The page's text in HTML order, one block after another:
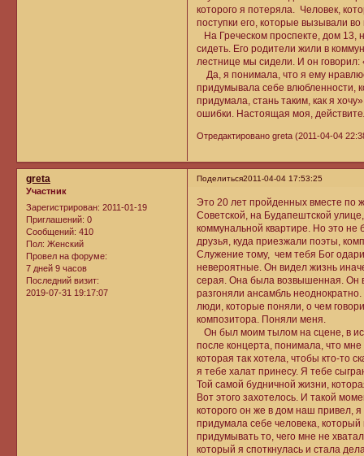
которого я потеряла. Человек,
поступки его, которые вызывали
На Греческом проспекте, дом 13,
сидеть. Его родители жили в
лестнице мы сидели. И он
Да, я понимала, что я ему
придумывала себе влюбленности,
придумала, стань таким, как я
ошибки. Настоящая моя,
Отредактировано greta (2011-04-04
Поделиться2011-04-04 17:53:25
greta
Участник
Зарегистрирован: 2011-01-19
Приглашений: 0
Сообщений: 410
Пол: Женский
Провел на форуме:
7 дней 9 часов
Последний визит:
2019-07-31 19:17:07
Это 20 лет пройденных вместе по
Советской, на Будапештской
коммунальной квартире. Но это
друзья, куда приезжали поэты,
Служение тому, чем тебя Бог
невероятные. Он видел жизнь
серая. Она была возвышенная. Он
разгоняли ансамбль
люди, которые поняли, о чем
композитора. Поняли меня.
Он был моим тылом на сцене, в
после концерта, понимала, что
которая так хотела, чтобы кто-то
я тебе халат принесу. Я тебе
Той самой будничной жизни,
Вот этого захотелось. И такой
которого он же в дом наш привел,
придумала себе человека,
придумывать то, чего мне не
который я споткнулась и стала